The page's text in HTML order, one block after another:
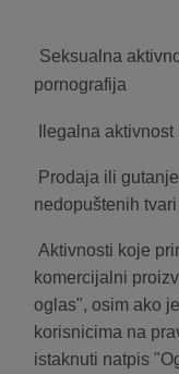
Seksualna
pornografija
Ilegalna
Prodaja ili
nedopuštenih
Aktivnosti koje
komercijalni
oglas", osim ako
korisnicima na
istaknuti natpis